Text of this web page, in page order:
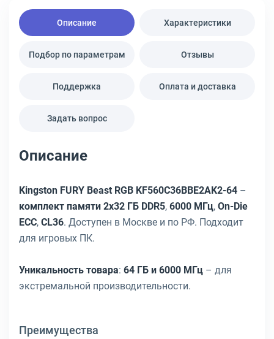
Описание Характеристики
Подбор по параметрам Отзывы
Поддержка Оплата и доставка
Задать вопрос
Описание
Kingston FURY Beast RGB KF560C36BBE2AK2-64 –
комплект памяти 2x32 ГБ DDR5, 6000 МГц, On-Die
ECC, CL36. Доступен в Москве и по РФ. Подходит
для игровых ПК.
Уникальность товара: 64 ГБ и 6000 МГц – для
экстремальной производительности.
Преимущества